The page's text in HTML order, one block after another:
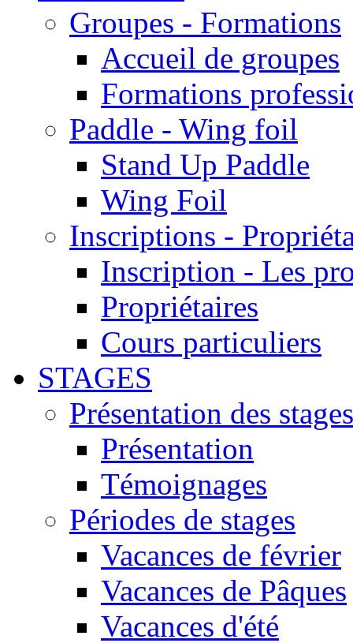
Groupes - Formations
Accueil de groupes
Formations
Paddle - Wing foil
Stand Up Paddle
Wing Foil
Inscriptions -
Inscription - Les
Propriétaires
Cours particuliers
STAGES
Présentation des stages
Présentation
Témoignages
Périodes de stages
Vacances de février
Vacances de Pâques
Vacances d'été